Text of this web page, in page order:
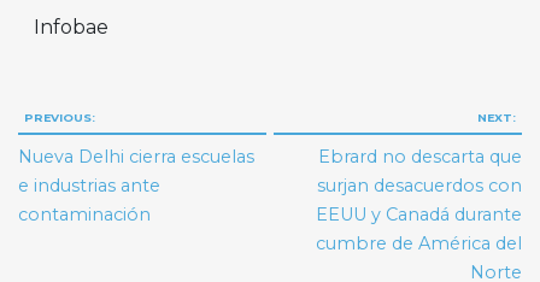
Infobae
Navegación
de
entradas
PREVIOUS:
Nueva Delhi cierra escuelas
e industrias ante
contaminación
NEXT:
Ebrard no descarta que
surjan desacuerdos con
EEUU y Canadá durante
cumbre de América del
Norte